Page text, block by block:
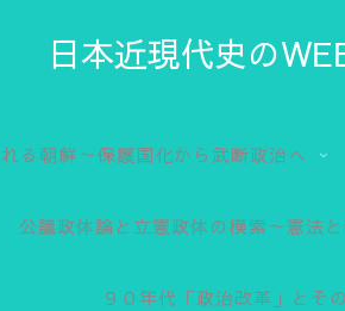
日本近現代史の
る朝鮮～保護国化から武断政治へ
公議政体論と立憲政体の模索～憲法
９０年代「政治改革」とそ